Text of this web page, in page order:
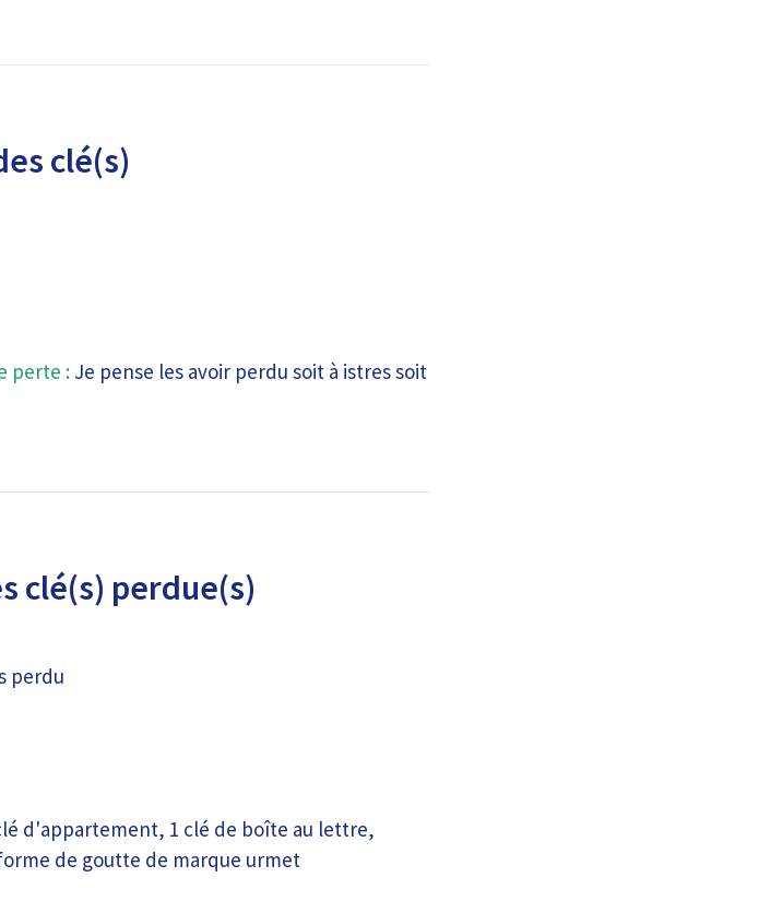
clé(s)
perte : Je pense les avoir perdu soit à istres soit
clé(s) perdue(s)
perdu
d'appartement, 1 clé de boîte au lettre,
de goutte de marque urmet